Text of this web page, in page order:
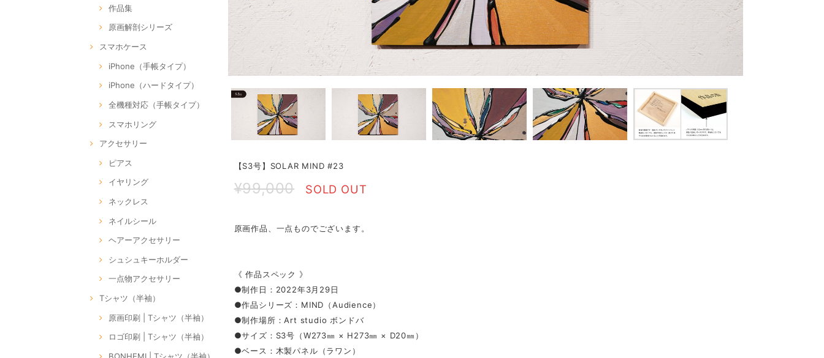
作品集
原画解剖シリーズ
スマホケース
iPhone（手帳タイプ）
iPhone（ハードタイプ）
全機種対応（手帳タイプ）
スマホリング
アクセサリー
ピアス
イヤリング
ネックレス
ネイルシール
ヘアーアクセサリー
シュシュキーホルダー
一点物アクセサリー
Tシャツ（半袖）
原画印刷 | Tシャツ（半袖）
ロゴ印刷 | Tシャツ（半袖）
【S3号】SOLAR MIND #23
¥99,000 SOLD OUT
原画作品、一点ものでございます。
《 作品スペック 》
●制作日：2022年3月29日
●作品シリーズ：MIND（Audience）
●制作場所：Art studio ボンドバ
●サイズ：S3号（W273㎜ × H273㎜ × D20㎜）
●ベース：木製パネル（ラワン）